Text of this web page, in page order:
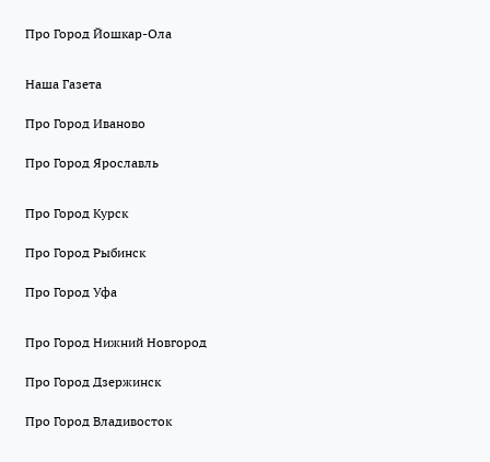
Про Город Йошкар-Ола
Наша Газета
Про Город Иваново
Про Город Ярославль
Про Город Курск
Про Город Рыбинск
Про Город Уфа
Про Город Нижний Новгород
Про Город Дзержинск
Про Город Владивосток